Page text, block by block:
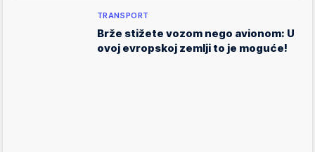
TRANSPORT
Brže stižete vozom nego avionom: U
ovoj evropskoj zemlji to je moguće!